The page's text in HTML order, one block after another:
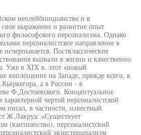
неолейбницианстве и в
выражение и развитие опыт
философского персонализма. Однако
персоналистское направление в
Постклассические
вызвали к жизни и качественно
Уже в XIX в. этот «новый
воплощение на Западе, прежде всего, в
а в России - в
Ф.Достоевского. Концептуальное
характерной чертой персоналистской
в частности, известный
Ж.Лакруа: «Существует
(кантианство), персоналистский
экзистенциализм